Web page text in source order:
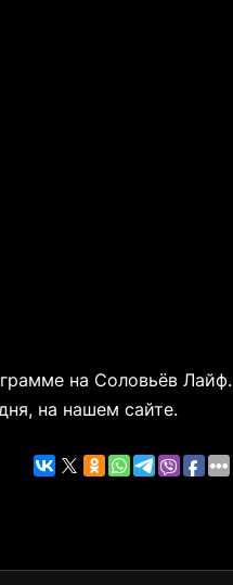
на Соловьёв Лайф.
на нашем сайте.